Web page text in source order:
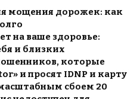
мощения дорожек: как
на ваше здоровье:
и близких
которые
и просят IDNP и карту
масштабным сбоем 20